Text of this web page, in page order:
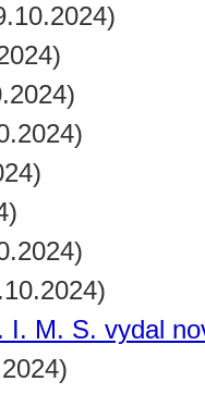
I. M. S. vydal